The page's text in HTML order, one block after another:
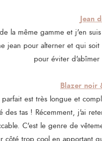
Jean
la même gamme et j'en
jean pour alterner et qui
pour éviter
Blazer noir
est très longue et
des tas ! Récemment, j'ai
C'est le genre de